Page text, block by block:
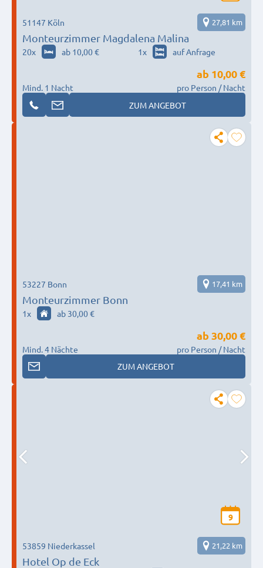
Monteurzimmer Magdalena Malina
51147 Köln 27,81 km
20x ab 10,00 € 1x auf Anfrage
Mind. 1 Nacht
ab 10,00 €
pro Person / Nacht
ZUM ANGEBOT
Monteurzimmer Bonn
53227 Bonn 17,41 km
1x ab 30,00 €
Mind. 4 Nächte
ab 30,00 €
pro Person / Nacht
ZUM ANGEBOT
9
Hotel Op de Eck
53859 Niederkassel 21,22 km